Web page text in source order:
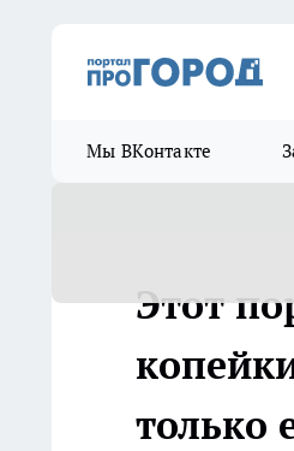
Мы ВКонтакте
Этот
только